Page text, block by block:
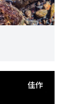
佳作